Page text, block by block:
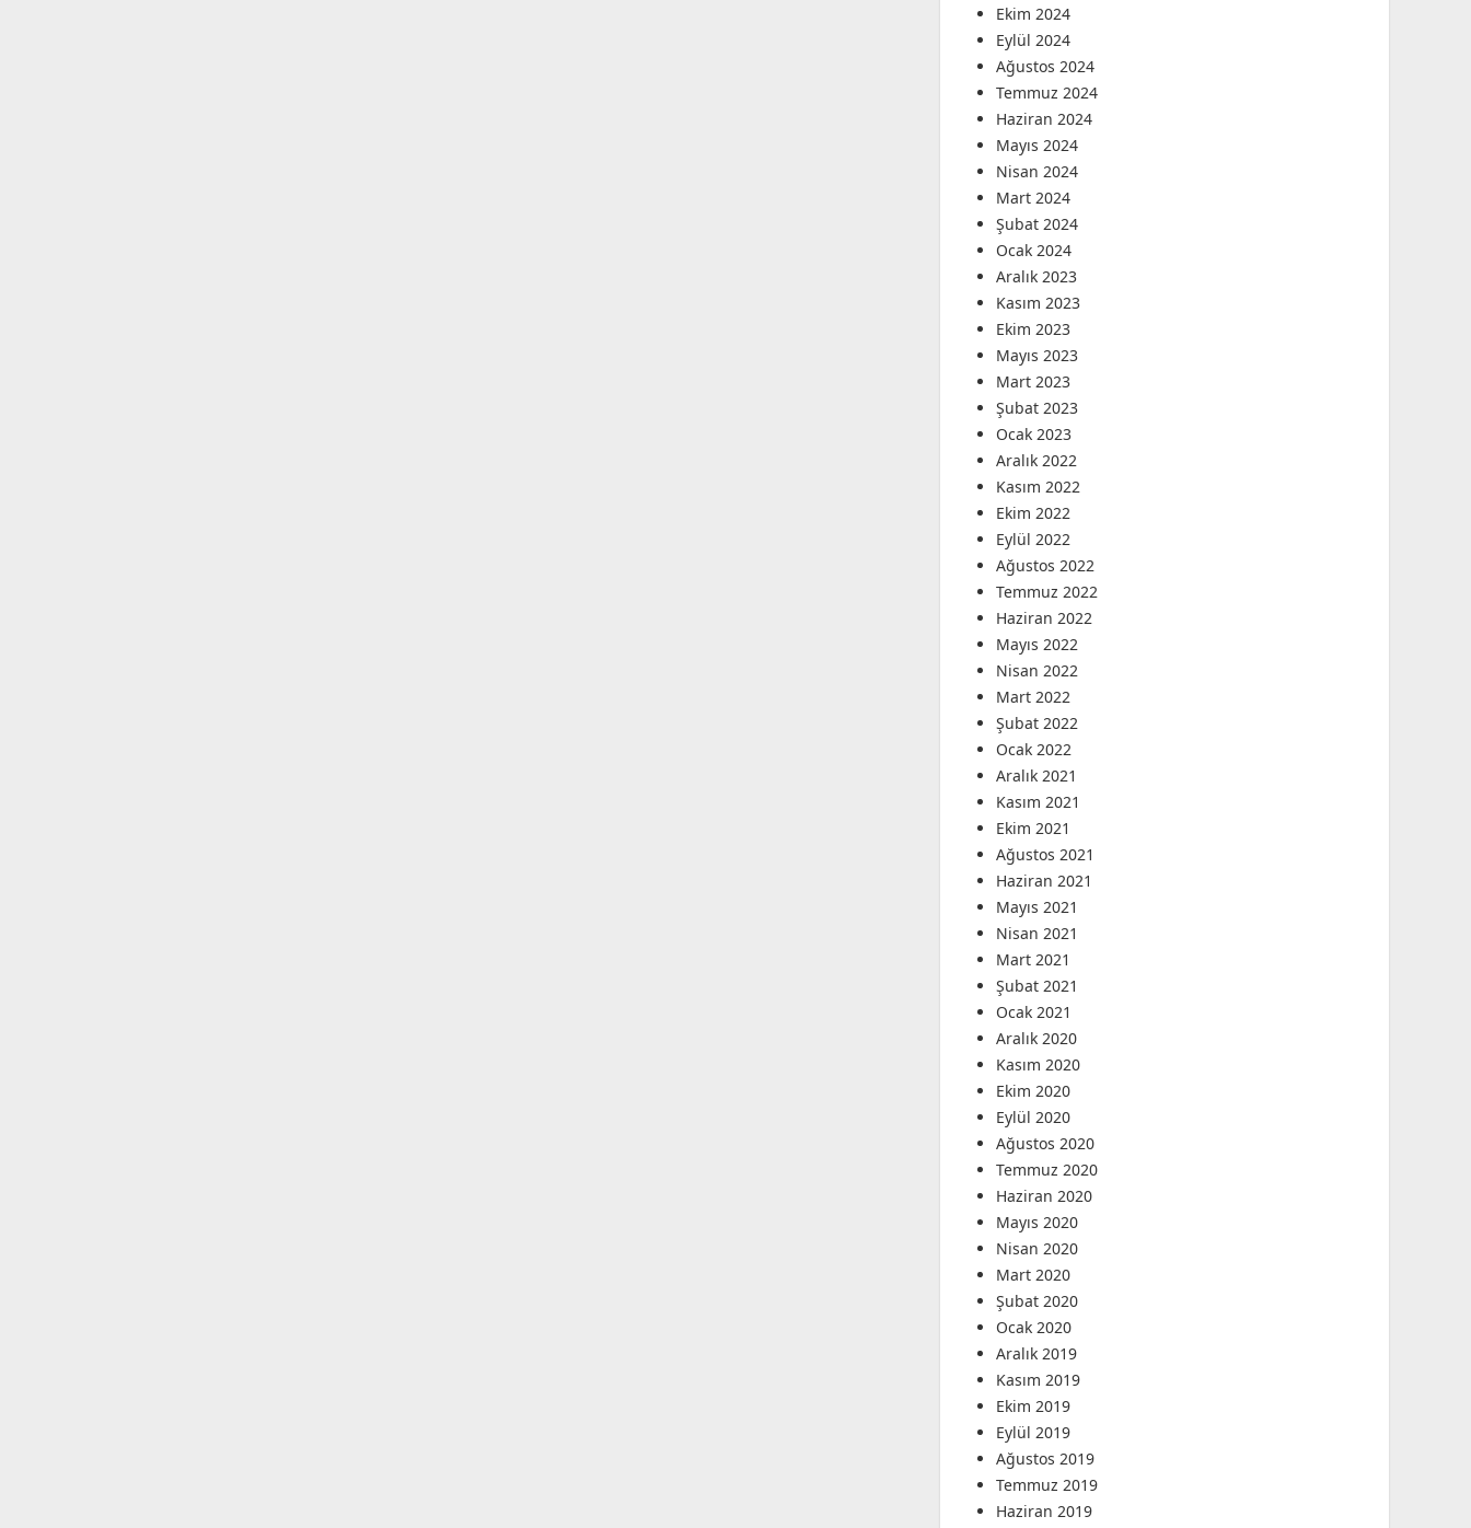
Ekim 2024
Eylül 2024
Ağustos 2024
Temmuz 2024
Haziran 2024
Mayıs 2024
Nisan 2024
Mart 2024
Şubat 2024
Ocak 2024
Aralık 2023
Kasım 2023
Ekim 2023
Mayıs 2023
Mart 2023
Şubat 2023
Ocak 2023
Aralık 2022
Kasım 2022
Ekim 2022
Eylül 2022
Ağustos 2022
Temmuz 2022
Haziran 2022
Mayıs 2022
Nisan 2022
Mart 2022
Şubat 2022
Ocak 2022
Aralık 2021
Kasım 2021
Ekim 2021
Ağustos 2021
Haziran 2021
Mayıs 2021
Nisan 2021
Mart 2021
Şubat 2021
Ocak 2021
Aralık 2020
Kasım 2020
Ekim 2020
Eylül 2020
Ağustos 2020
Temmuz 2020
Haziran 2020
Mayıs 2020
Nisan 2020
Mart 2020
Şubat 2020
Ocak 2020
Aralık 2019
Kasım 2019
Ekim 2019
Eylül 2019
Ağustos 2019
Temmuz 2019
Haziran 2019